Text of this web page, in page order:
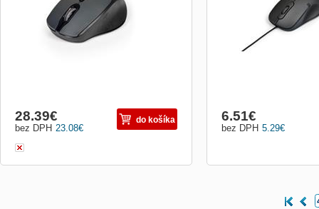
23.08€
bez DPH
28.39€ do košíka
5.29€
bez DPH
6.51€